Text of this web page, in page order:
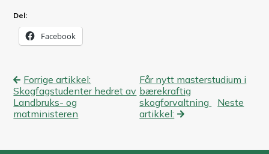
Del:
Facebook
Innleggsnavigasjon
Forrige artikkel:
Skogfagstudenter hedret av
Landbruks- og
matministeren
Får nytt masterstudium i
bærekraftig
skogforvaltning
Neste
artikkel: